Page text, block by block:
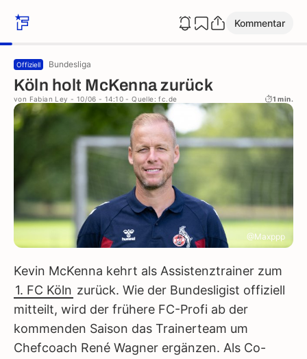
Kommentar
Offiziell Bundesliga
Köln holt McKenna zurück
von Fabian Ley - 10/06 - 14:10 - Quelle: fc.de 1 min.
@Maxppp
Kevin McKenna kehrt als Assistenztrainer zum
1. FC Köln zurück. Wie der Bundesligist offiziell
mitteilt, wird der frühere FC-Profi ab der
kommenden Saison das Trainerteam um
Chefcoach René Wagner ergänzen. Als Co-